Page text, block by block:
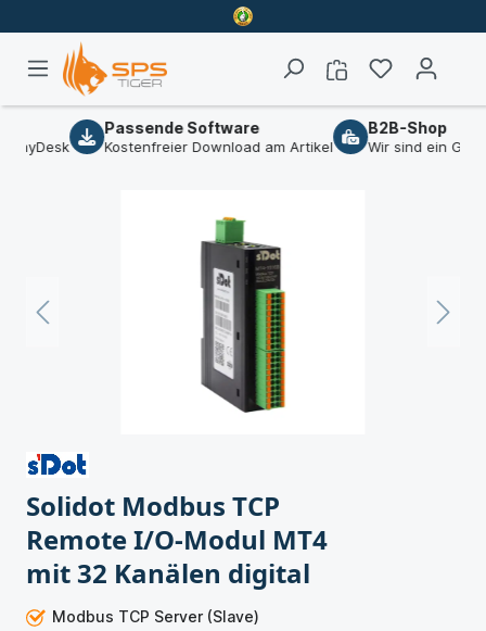
Passende Software
Kostenfreier Download am Artikel
B2B-Shop
Wir sind ein
Solidot Modbus TCP
Remote I/O-Modul MT4
mit 32 Kanälen digital
Modbus TCP Server (Slave)